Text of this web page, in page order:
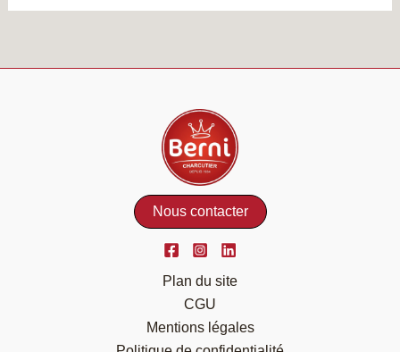
Nous contacter
Plan du site
CGU
Mentions légales